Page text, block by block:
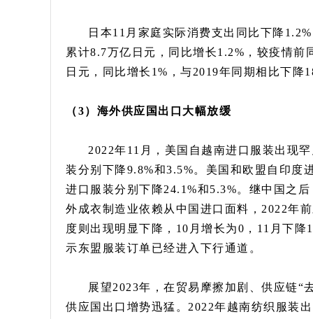
日本11月家庭实际消费支出同比下降
累计8.7万亿日元，同比增长1.2%，较疫情
日元，同比增长1%，与2019年同期相比下降
（3）海外供应国出口大幅放缓
2022年11月，美国自越南进口服装出现
装分别下降9.8%和3.5%。美国和欧盟自印度
进口服装分别下降24.1%和5.3%。继中国之
外成衣制造业依赖从中国进口面料，2022年
度则出现明显下降，10月增长为0，11月下
示东盟服装订单已经进入下行通道。
展望2023年，在贸易摩擦加剧、供应链“
供应国出口增势迅猛。2022年越南纺织服装